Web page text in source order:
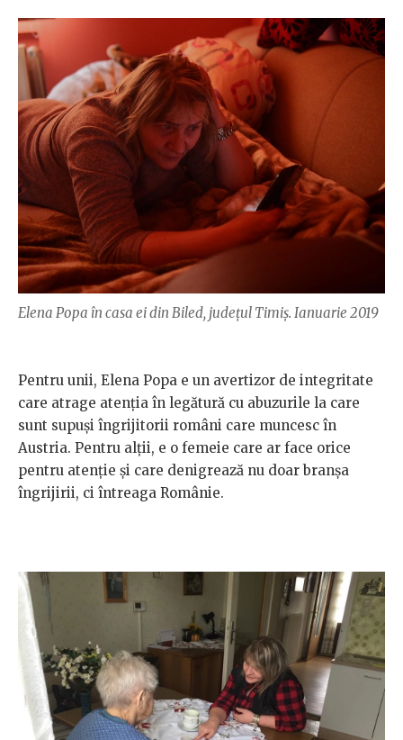
Elena Popa în casa ei din Biled, județul Timiș. Ianuarie 2019
Pentru unii, Elena Popa e un avertizor de integritate
care atrage atenția în legătură cu abuzurile la care
sunt supuși îngrijitorii români care muncesc în
Austria. Pentru alții, e o femeie care ar face orice
pentru atenție și care denigrează nu doar branșa
îngrijirii, ci întreaga Românie.